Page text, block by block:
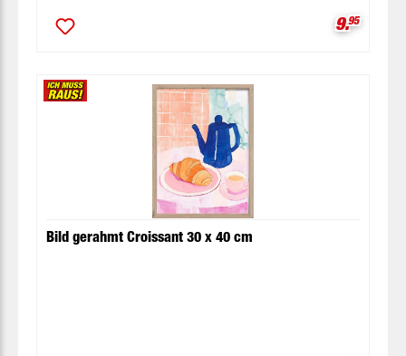
9.95
Bild gerahmt Croissant 30 x 40 cm